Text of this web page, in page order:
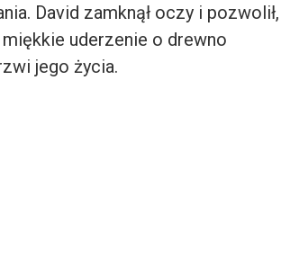
David zamknął oczy i pozwolił,
uderzenie o drewno
jego życia.